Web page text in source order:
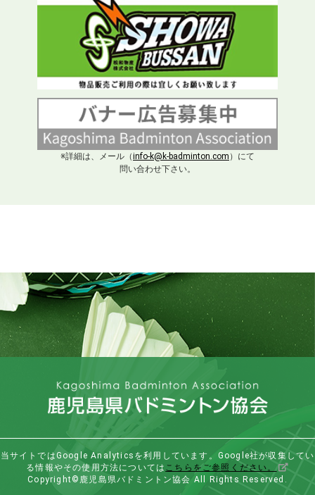
※詳細は、メール（info-k@k-badminton.com ）にて
問い合わせ下さい。
当サイトではGoogle Analyticsを利用しています。Google社が収集してい
る情報やその使用方法については こちらをご参照ください。
Copyright©鹿児島県バドミントン協会 All Rights Reserved.